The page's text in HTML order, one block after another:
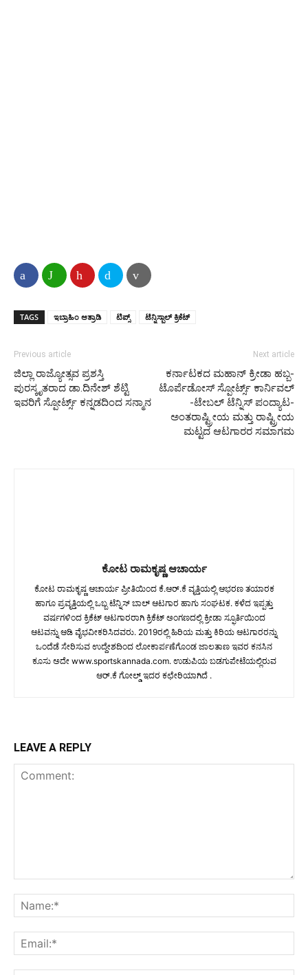
TAGS ಇಬ್ರಾಹಿಂ ಆತ್ರಾಡಿ ಟಿಪ್ಸ್ ಟೆನ್ನಿಸ್ಬಾಲ್ ಕ್ರಿಕೆಟ್
Previous article
ಜಿಲ್ಲಾ ರಾಜ್ಯೋತ್ಸವ ಪ್ರಶಸ್ತಿ
ಪುರಸ್ಕೃತರಾದ ಡಾ.ದಿನೇಶ್ ಶೆಟ್ಟಿ
ಇವರಿಗೆ ಸ್ಪೋರ್ಟ್ಸ್ ಕನ್ನಡದಿಂದ ಸನ್ಮಾನ
Next article
ಕರ್ನಾಟಕದ ಮಹಾನ್ ಕ್ರೀಡಾ ಹಬ್ಬ-
ಟೊರ್ಪೆಡೋಸ್ ಸ್ಪೋರ್ಟ್ಸ್ ಕಾರ್ನಿವಲ್
-ಟೇಬಲ್ ಟೆನ್ನಿಸ್ ಪಂದ್ಯಾಟ-
ಅಂತರಾಷ್ಟ್ರೀಯ ಮತ್ತು ರಾಷ್ಟ್ರೀಯ
ಮಟ್ಟದ ಆಟಗಾರರ ಸಮಾಗಮ
ಕೋಟ ರಾಮಕೃಷ್ಣ ಆಚಾರ್ಯ
ಕೋಟ ರಾಮಕೃಷ್ಣ ಆಚಾರ್ಯ ಪ್ರೀತಿಯಿಂದ ಕೆ.ಆರ್.ಕೆ ವೃತ್ತಿಯಲ್ಲಿ ಆಭರಣ ತಯಾರಕ
ಹಾಗೂ ಪ್ರವೃತ್ತಿಯಲ್ಲಿ ಒಬ್ಬ ಟೆನ್ನಿಸ್ ಬಾಲ್ ಆಟಗಾರ ಹಾಗು ಸಂಘಟಕ. ಕಳೆದ ಇಪ್ಪತ್ತು
ವರ್ಷಗಳಿಂದ ಕ್ರಿಕೆಟ್ ಆಟಗಾರರಾಗಿ ಕ್ರಿಕೆಟ್ ಅಂಗಣದಲ್ಲಿ ಕ್ರೀಡಾ ಸ್ಫೂರ್ತಿಯಿಂದ
ಆಟವನ್ನು ಆಡಿ ವೈಭವೀಕರಿಸಿದವರು. 2019ರಲ್ಲಿ ಹಿರಿಯ ಮತ್ತು ಕಿರಿಯ ಆಟಗಾರರನ್ನು
ಒಂದೆಡೆ ಸೇರಿಸುವ ಉದ್ದೇಶದಿಂದ ಲೋಕಾರ್ಪಣೆಗೊಂಡ ಜಾಲತಾಣ ಇವರ ಕನಸಿನ
ಕೂಸು ಅದೇ www.sportskannada.com. ಉಡುಪಿಯ ಬಡಗುಪೇಟೆಯಲ್ಲಿರುವ
ಆರ್.ಕೆ ಗೋಲ್ಡ್ ಇದರ ಕಛೇರಿಯಾಗಿದೆ .
LEAVE A REPLY